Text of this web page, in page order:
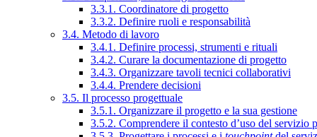
3.3.1. Coordinatore di progetto
3.3.2. Definire ruoli e responsabilità
3.4. Metodo di lavoro
3.4.1. Definire processi, strumenti e rituali
3.4.2. Curare la documentazione di progetto
3.4.3. Organizzare tavoli tecnici collaborativi
3.4.4. Prendere decisioni
3.5. Il processo progettuale
3.5.1. Organizzare il progetto e la sua gestione
3.5.2. Comprendere il contesto d’uso del servizio